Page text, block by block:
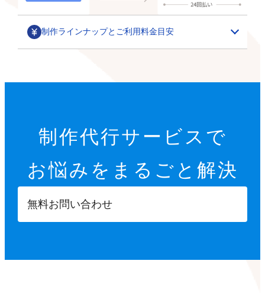
制作ラインナップとご利用料金目安
カテゴリごとの商品一覧や、季節に合わせた期間限定の
特集ページ作成を行います。
サムネイル・スライダー作成
商品ページへ誘導するサムネイルや、商品ページ内に掲
22,000円
【設定項目】
特定商取引法に基づく表示設定
配送方法入力
各8,000円～
ご要望に合わせて、部分的なデザインカスタマイズを行
※画像などの素材はオーナーさまにご用意いただきます
その他
GTMタグ設定代行
Googleタグマネージャーのタグの設計や設置を行いま
す。
撮影代行
制作代行サービスで
お悩みを まるごと解決
無料お問い合わせ